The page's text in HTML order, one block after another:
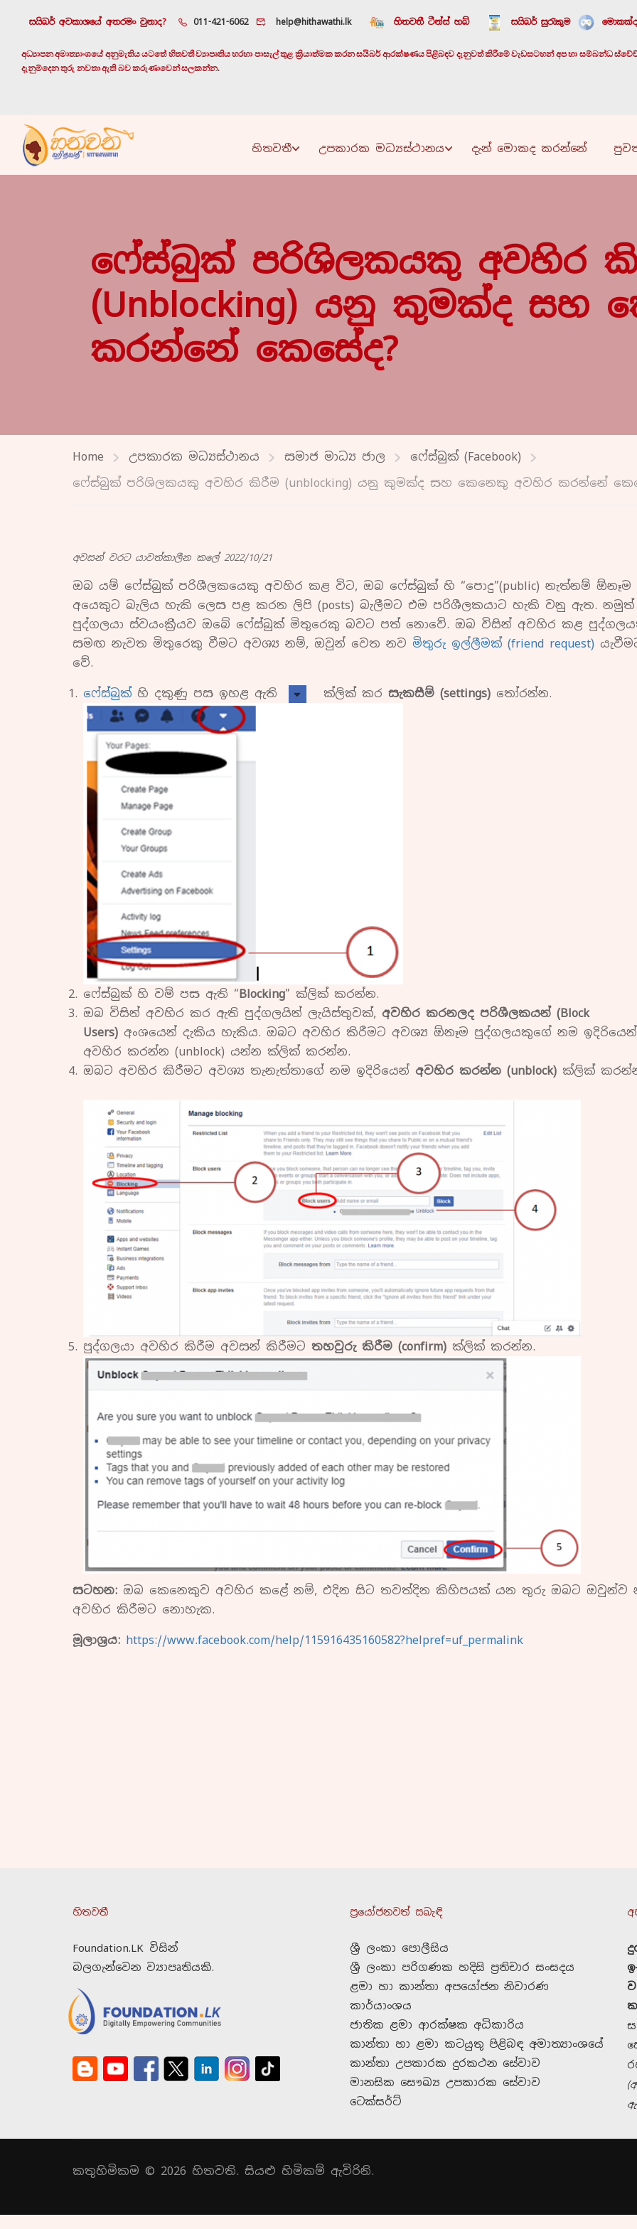
සයිබර් අවකාශයේ අතරමං වුනාද? 011-421-6062 help@hithawathi.lk හිතවතී ටීන්ස් හබ් සයිබර් සුරැකුම
අධ්‍යාපන අමාත්‍යාංශයේ අනුමැතිය යටතේ හිතවතී ව්‍යාපෘතිය හරහා පාසැල් තුළ ක්‍රියාත්මක කරන සයිබර් ආරක්ෂණය පිළිබඳව දැනුවත් කිරීමේ වැඩසටහන් අප හා සම්බන්ධ
දැනුම්දෙන තුරු නවතා ඇති බව කරුණාවෙන් සලකන්න.
හිතවතී උපකාරක මධ්‍යස්ථානය දැන් මොකද කරන්නේ
ෆේස්බුක් පරිශිලකයකු අවහිර
(unblocking) යනු කුමක්ද සහ
කරන්නේ කෙසේද?
Home උපකාරක මධ්‍යස්ථානය සමාජ මාධ්‍ය ජාල
ෆේස්බුක් (Facebook)
ෆේස්බුක් පරිශිලකයකු අවහිර කිරීම (unblocking) යනු කුමක්ද සහ කෙනෙකු අවහිර කරන්නේ
අවසන් වරට යාවත්කාලීන කලේ 2022/10/21
ඔබ යම් ෆේස්බුක් පරිශීලකයෙකු අවහිර කළ විට, ඔබ ෆේස්බුක් හි “පොදු”(public) නැත්නම් ඕනෑම
අයෙකුට බැලිය හැකි ලෙස පළ කරන ලිපි (posts) බැලීමට එම පරිශීලකයාට හැකි වනු ඇත.
පුද්ගලයා ස්වයංක්‍රීයව ඔබේ ෆේස්බුක් මිතුරෙකු බවට පත් නොවේ. ඔබ විසින් අවහිර කළ
සමඟ නැවත මිතුරෙකු වීමට අවශ්‍ය නම්, ඔවුන් වෙත නව මිතුරු ඉල්ලීමක් (friend request)
වේ.
ෆේස්බුක් හි දකුණු පස ඉහළ ඇති ක්ලික් කර සැකසීම් (settings) තෝරන්න.
ෆේස්බුක් හි වම් පස ඇති “Blocking” ක්ලික් කරන්න.
ඔබ විසින් අවහිර කර ඇති පුද්ගලයින් ලැයිස්තුවක්, අවහිර කරනලද පරිශීලකයන් (Block
Users) අංශයෙන් දැකිය හැකිය. ඔබට අවහිර කිරීමට අවශ්‍ය ඕනෑම පුද්ගලයකුගේ නම ඉදිරියෙන්
අවහිර කරන්න (unblock) යන්න ක්ලික් කරන්න.
ඔබට අවහිර කිරීමට අවශ්‍ය තැනැත්තාගේ නම ඉදිරියෙන් අවහිර කරන්න (unblock) ක්ලික්
පුද්ගලයා අවහිර කිරීම අවසන් කිරීමට තහවුරු කිරීම (confirm) ක්ලික් කරන්න.
සටහන: ඔබ කෙනෙකුව අවහිර කළේ නම්, එදින සිට තවත්දින කිහිපයක් යන තුරු ඔබට ඔවුන්ව
අවහිර කිරීමට නොහැක.
මූලාශ්‍රය: https://www.facebook.com/help/115916435160582?helpref=uf_permalink
හිතවතී
Foundation.LK විසින්
බලගැන්වෙන ව්‍යාපෘතියකි.
ප්‍රයෝජනවත් සබැඳි
ශ්‍රී ලංකා පොලීසිය
ශ්‍රී ලංකා පරිගණක හදිසි ප්‍රතිචාර සංසදය
ළමා හා කාන්තා අපයෝජන නිවාරණ
කාර්යාංශය
ජාතික ළමා ආරක්ෂක අධිකාරිය
කාන්තා හා ළමා කටයුතු පිළිබඳ අමාත්‍යාංශයේ
කාන්තා උපකාරක දුරකථන සේවාව
මානසික සෞඛ්‍ය උපකාරක සේවාව
ටෙක්සර්ට්
කතුහිමිකම © 2026 හිතවති. සියළු හිමිකම් ඇවිරිනි.